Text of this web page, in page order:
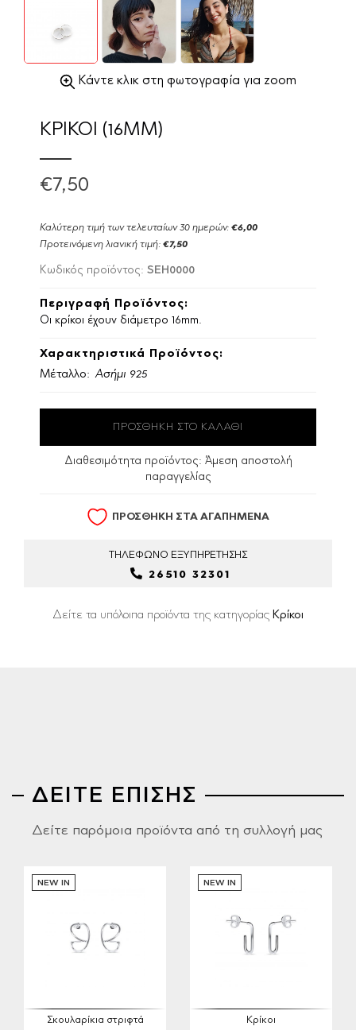
Κάντε κλικ στη φωτογραφία για zoom
ΚΡΙΚΟΙ (16MM)
€7,50
Καλύτερη τιμή των τελευταίων 30 ημερών: €6,00
Προτεινόμενη λιανική τιμή: €7,50
Κωδικός προϊόντος: SEH0000
Περιγραφή Προϊόντος:
Οι κρίκοι έχουν διάμετρο 16mm.
Χαρακτηριστικά Προϊόντος:
Μέταλλο: Ασήμι 925
Διαθεσιμότητα προϊόντος: Άμεση αποστολή
παραγγελίας
ΠΡΟΣΘΗΚΗ ΣΤΑ ΑΓΑΠΗΜΕΝΑ
ΤΗΛΕΦΩΝΟ ΕΞΥΠΗΡΕΤΗΣΗΣ
26510 32301
Δείτε τα υπόλοιπα προϊόντα της κατηγορίας Κρίκοι
ΔΕΙΤΕ ΕΠΙΣΗΣ
Δείτε παρόμοια προϊόντα από τη συλλογή μας
NEW IN
Σκουλαρίκια στριφτά
NEW IN
Κρίκοι